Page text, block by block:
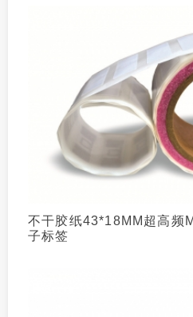
不干胶纸43*18MM超高频
子标签